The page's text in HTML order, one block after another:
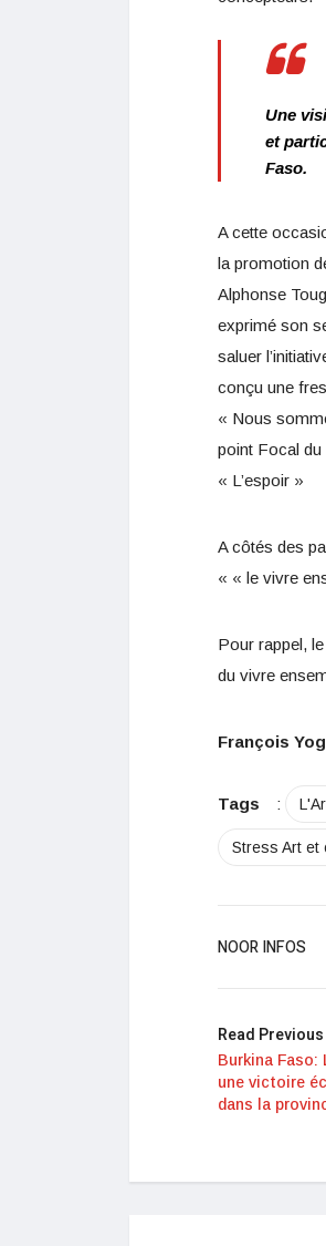
Une
et
Faso.
A cette
la promotion
Alphonse
exprimé son
saluer
conçu une
« Nous
point Focal
« L’espoir »
A côtés des
« « le vivre
Pour rappel,
du vivre
François
Tags :
Stress Art et
NOOR INFOS
Read Previous
Burkina Faso:
une victoire
dans la